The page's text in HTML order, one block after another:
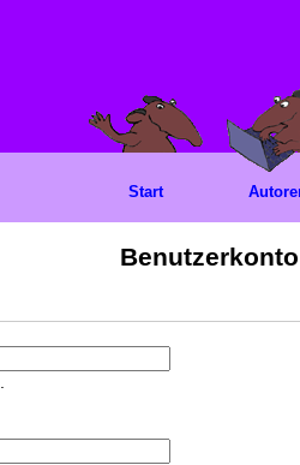
Benutzerkonto
Start